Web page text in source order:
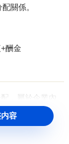
關係。
酬金
，屬於企業內
獎金是預支的人
容